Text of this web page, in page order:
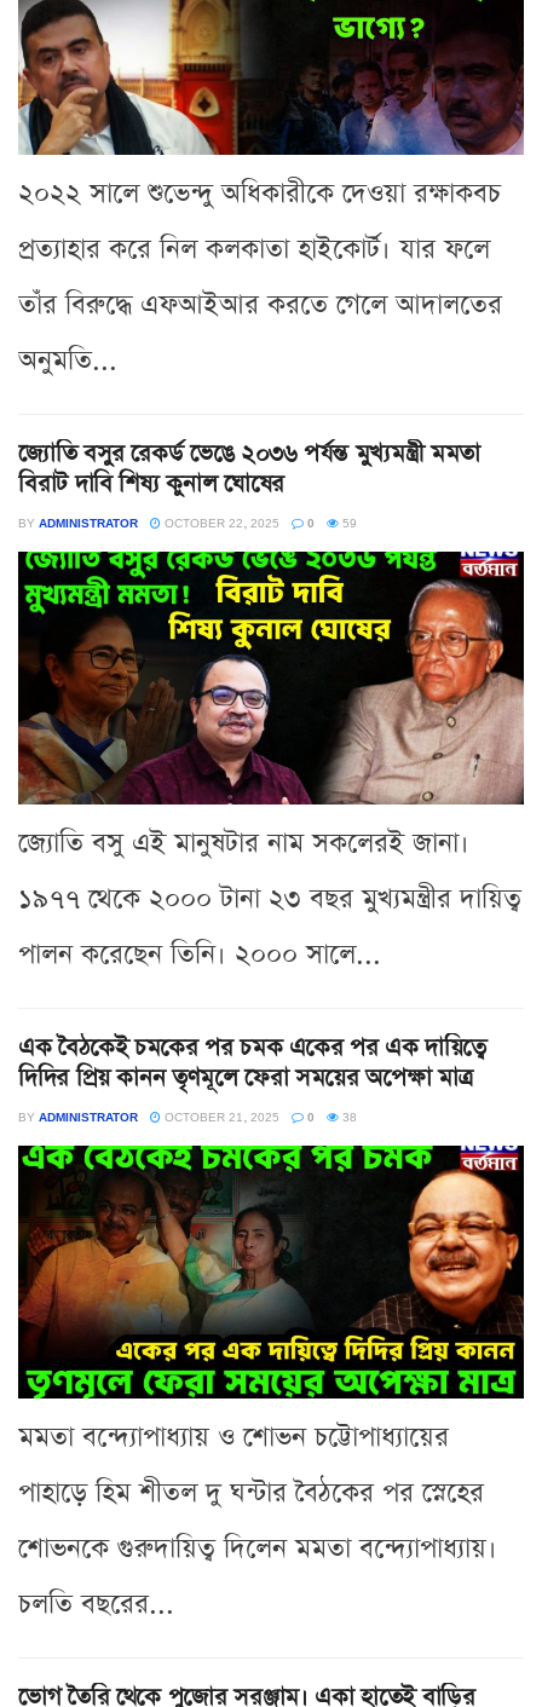
২০২২ সালে শুভেন্দু অধিকারীকে দেওয়া রক্ষাকবচ
প্রত্যাহার করে নিল কলকাতা হাইকোর্ট। যার ফলে
তাঁর বিরুদ্ধে এফআইআর করতে গেলে আদালতের
অনুমতি...
জ্যোতি বসুর রেকর্ড ভেঙে ২০৩৬ পর্যন্ত মুখ্যমন্ত্রী মমতা
বিরাট দাবি শিষ্য কুনাল ঘোষের
BY ADMINISTRATOR OCTOBER 22, 2025 0 59
জ্যোতি বসু এই মানুষটার নাম সকলেরই জানা।
১৯৭৭ থেকে ২০০০ টানা ২৩ বছর মুখ্যমন্ত্রীর দায়িত্ব
পালন করেছেন তিনি। ২০০০ সালে...
এক বৈঠকেই চমকের পর চমক একের পর এক দায়িত্বে
দিদির প্রিয় কানন তৃণমূলে ফেরা সময়ের অপেক্ষা মাত্র
BY ADMINISTRATOR OCTOBER 21, 2025 0 38
মমতা বন্দ্যোপাধ্যায় ও শোভন চট্টোপাধ্যায়ের
পাহাড়ে হিম শীতল দু ঘন্টার বৈঠকের পর স্নেহের
শোভনকে গুরুদায়িত্ব দিলেন মমতা বন্দ্যোপাধ্যায়।
চলতি বছরের...
ভোগ তৈরি থেকে পুজোর সরঞ্জাম। একা হাতেই বাড়ির